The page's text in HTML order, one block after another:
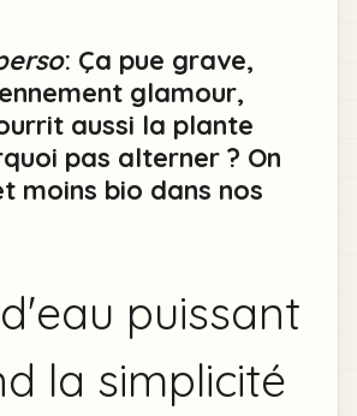
: Ça pue grave,
glamour,
aussi la plante
pas alterner ? On
moins bio dans nos
puissant
la simplicité